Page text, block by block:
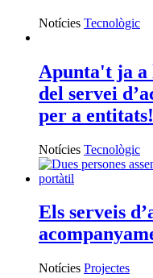
Notícies Tecnològic
Apunta't ja a
del servei
per a entitats!
Notícies Tecnològic
Els serveis
Notícies Projectes